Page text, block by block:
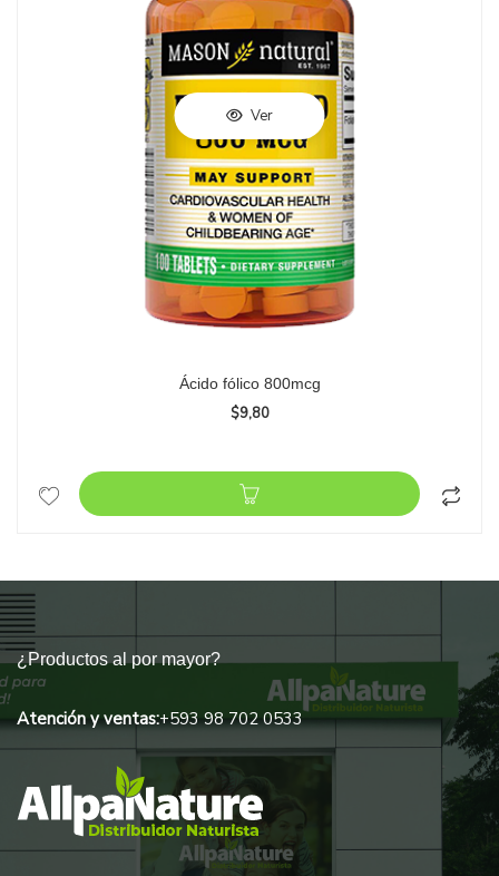
Ver
Ácido fólico 800mcg
$9,80
¿Productos al por mayor?
Atención y ventas:+593 98 702 0533